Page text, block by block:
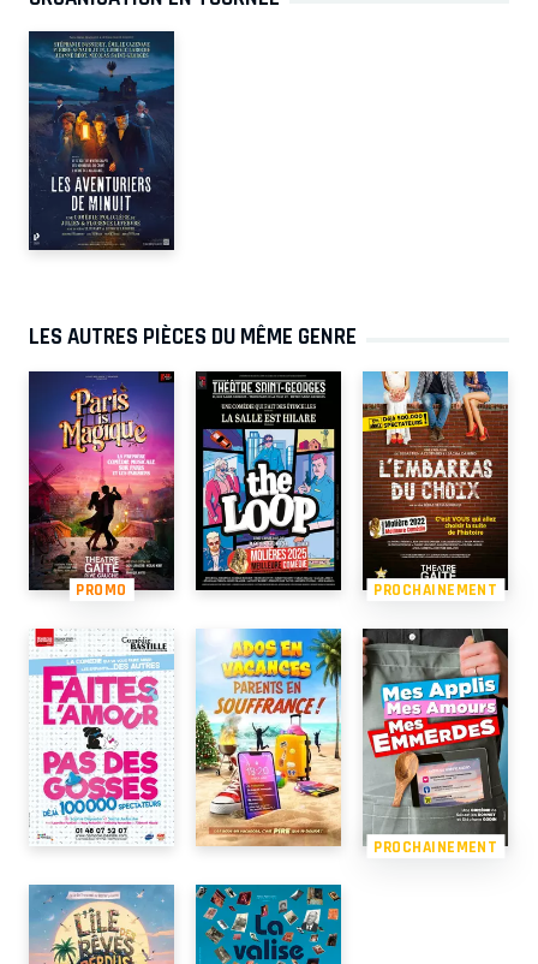
LES AUTRES PIÈCES DU MÊME GENRE
PROMO PROCHAINEMENT
PROCHAINEMENT